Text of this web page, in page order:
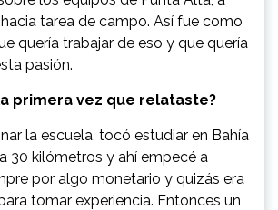
tarea de campo. Así fue como
quería trabajar de eso y que quería
pasión.
primera vez que relataste?
la escuela, tocó estudiar en Bahía
30 kilómetros y ahí empecé a
por algo monetario y quizás era
tomar experiencia. Entonces un